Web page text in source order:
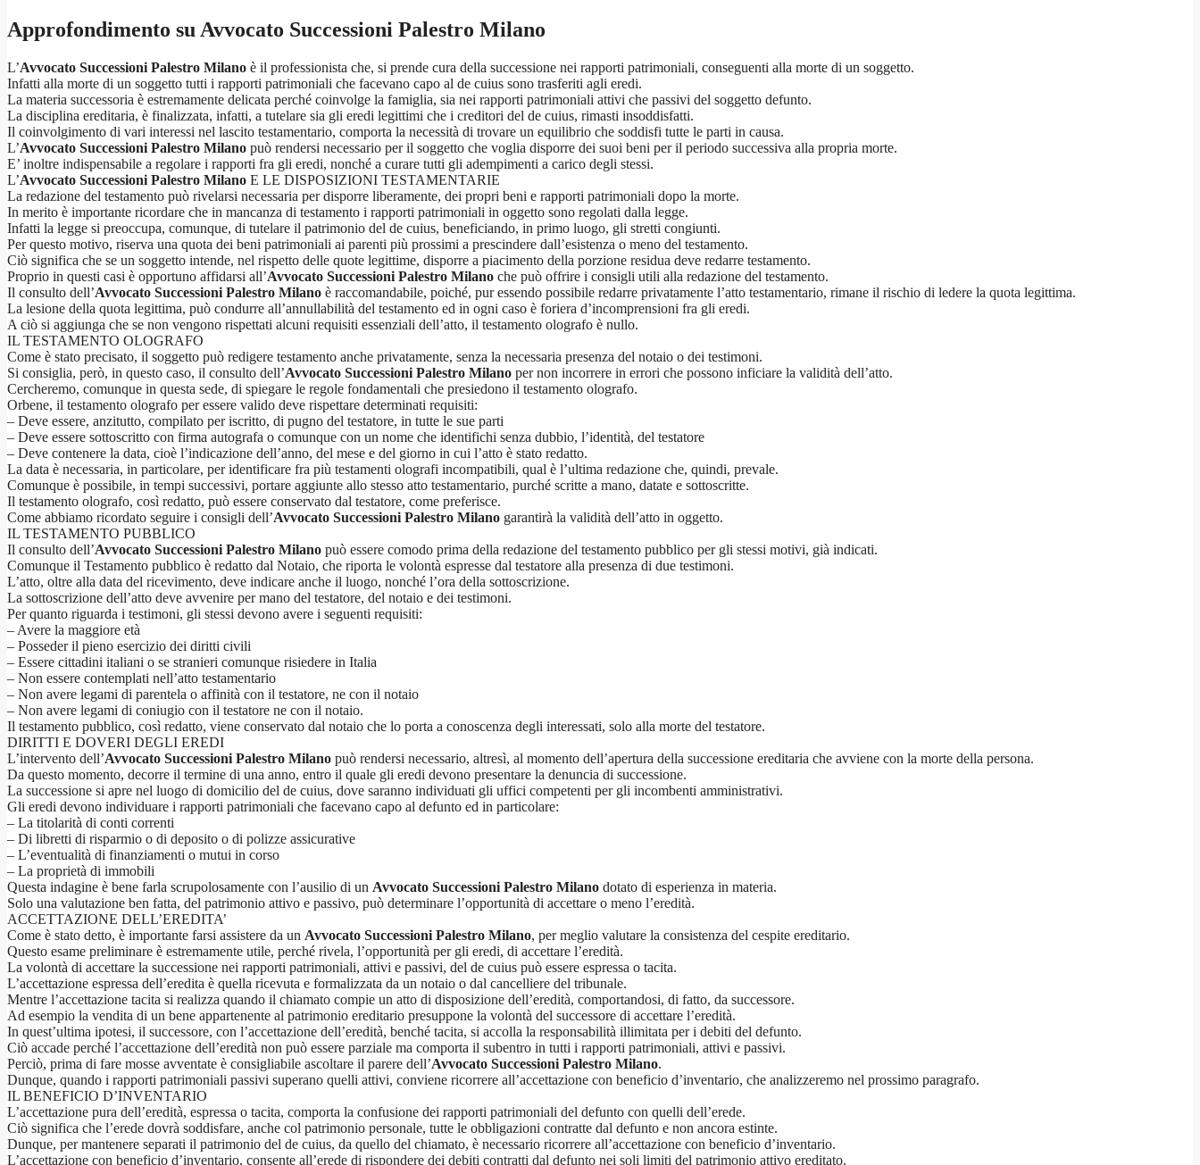
Approfondimento su Avvocato Successioni Palestro Milano
L’Avvocato Successioni Palestro Milano è il professionista che, si prende cura della successione nei rapporti patrimoniali, conseguenti alla morte di un soggetto.
Infatti alla morte di un soggetto tutti i rapporti patrimoniali che facevano capo al de cuius sono trasferiti agli eredi.
La materia successoria è estremamente delicata perché coinvolge la famiglia, sia nei rapporti patrimoniali attivi che passivi del soggetto defunto.
La disciplina ereditaria, è finalizzata, infatti, a tutelare sia gli eredi legittimi che i creditori del de cuius, rimasti insoddisfatti.
Il coinvolgimento di vari interessi nel lascito testamentario, comporta la necessità di trovare un equilibrio che soddisfi tutte le parti in causa.
L’Avvocato Successioni Palestro Milano può rendersi necessario per il soggetto che voglia disporre dei suoi beni per il periodo successiva alla propria morte.
E’ inoltre indispensabile a regolare i rapporti fra gli eredi, nonché a curare tutti gli adempimenti a carico degli stessi.
L’Avvocato Successioni Palestro Milano E LE DISPOSIZIONI TESTAMENTARIE
La redazione del testamento può rivelarsi necessaria per disporre liberamente, dei propri beni e rapporti patrimoniali dopo la morte.
In merito è importante ricordare che in mancanza di testamento i rapporti patrimoniali in oggetto sono regolati dalla legge.
Infatti la legge si preoccupa, comunque, di tutelare il patrimonio del de cuius, beneficiando, in primo luogo, gli stretti congiunti.
Per questo motivo, riserva una quota dei beni patrimoniali ai parenti più prossimi a prescindere dall’esistenza o meno del testamento.
Ciò significa che se un soggetto intende, nel rispetto delle quote legittime, disporre a piacimento della porzione residua deve redarre testamento.
Proprio in questi casi è opportuno affidarsi all’Avvocato Successioni Palestro Milano che può offrire i consigli utili alla redazione del testamento.
Il consulto dell’Avvocato Successioni Palestro Milano è raccomandabile, poiché, pur essendo possibile redarre privatamente l’atto testamentario, rimane il rischio di ledere la quota legittima.
La lesione della quota legittima, può condurre all’annullabilità del testamento ed in ogni caso è foriera d’incomprensioni fra gli eredi.
A ciò si aggiunga che se non vengono rispettati alcuni requisiti essenziali dell’atto, il testamento olografo è nullo.
IL TESTAMENTO OLOGRAFO
Come è stato precisato, il soggetto può redigere testamento anche privatamente, senza la necessaria presenza del notaio o dei testimoni.
Si consiglia, però, in questo caso, il consulto dell’Avvocato Successioni Palestro Milano per non incorrere in errori che possono inficiare la validità dell’atto.
Cercheremo, comunque in questa sede, di spiegare le regole fondamentali che presiedono il testamento olografo.
Orbene, il testamento olografo per essere valido deve rispettare determinati requisiti:
– Deve essere, anzitutto, compilato per iscritto, di pugno del testatore, in tutte le sue parti
– Deve essere sottoscritto con firma autografa o comunque con un nome che identifichi senza dubbio, l’identità, del testatore
– Deve contenere la data, cioè l’indicazione dell’anno, del mese e del giorno in cui l’atto è stato redatto.
La data è necessaria, in particolare, per identificare fra più testamenti olografi incompatibili, qual è l’ultima redazione che, quindi, prevale.
Comunque è possibile, in tempi successivi, portare aggiunte allo stesso atto testamentario, purché scritte a mano, datate e sottoscritte.
Il testamento olografo, così redatto, può essere conservato dal testatore, come preferisce.
Come abbiamo ricordato seguire i consigli dell’Avvocato Successioni Palestro Milano garantirà la validità dell’atto in oggetto.
IL TESTAMENTO PUBBLICO
Il consulto dell’Avvocato Successioni Palestro Milano può essere comodo prima della redazione del testamento pubblico per gli stessi motivi, già indicati.
Comunque il Testamento pubblico è redatto dal Notaio, che riporta le volontà espresse dal testatore alla presenza di due testimoni.
L’atto, oltre alla data del ricevimento, deve indicare anche il luogo, nonché l’ora della sottoscrizione.
La sottoscrizione dell’atto deve avvenire per mano del testatore, del notaio e dei testimoni.
Per quanto riguarda i testimoni, gli stessi devono avere i seguenti requisiti:
– Avere la maggiore età
– Posseder il pieno esercizio dei diritti civili
– Essere cittadini italiani o se stranieri comunque risiedere in Italia
– Non essere contemplati nell’atto testamentario
– Non avere legami di parentela o affinità con il testatore, ne con il notaio
– Non avere legami di coniugio con il testatore ne con il notaio.
Il testamento pubblico, così redatto, viene conservato dal notaio che lo porta a conoscenza degli interessati, solo alla morte del testatore.
DIRITTI E DOVERI DEGLI EREDI
L’intervento dell’Avvocato Successioni Palestro Milano può rendersi necessario, altresì, al momento dell’apertura della successione ereditaria che avviene con la morte della persona.
Da questo momento, decorre il termine di una anno, entro il quale gli eredi devono presentare la denuncia di successione.
La successione si apre nel luogo di domicilio del de cuius, dove saranno individuati gli uffici competenti per gli incombenti amministrativi.
Gli eredi devono individuare i rapporti patrimoniali che facevano capo al defunto ed in particolare:
– La titolarità di conti correnti
– Di libretti di risparmio o di deposito o di polizze assicurative
– L’eventualità di finanziamenti o mutui in corso
– La proprietà di immobili
Questa indagine è bene farla scrupolosamente con l’ausilio di un Avvocato Successioni Palestro Milano dotato di esperienza in materia.
Solo una valutazione ben fatta, del patrimonio attivo e passivo, può determinare l’opportunità di accettare o meno l’eredità.
ACCETTAZIONE DELL’EREDITA’
Come è stato detto, è importante farsi assistere da un Avvocato Successioni Palestro Milano, per meglio valutare la consistenza del cespite ereditario.
Questo esame preliminare è estremamente utile, perché rivela, l’opportunità per gli eredi, di accettare l’eredità.
La volontà di accettare la successione nei rapporti patrimoniali, attivi e passivi, del de cuius può essere espressa o tacita.
L’accettazione espressa dell’eredita è quella ricevuta e formalizzata da un notaio o dal cancelliere del tribunale.
Mentre l’accettazione tacita si realizza quando il chiamato compie un atto di disposizione dell’eredità, comportandosi, di fatto, da successore.
Ad esempio la vendita di un bene appartenente al patrimonio ereditario presuppone la volontà del successore di accettare l’eredità.
In quest’ultima ipotesi, il successore, con l’accettazione dell’eredità, benché tacita, si accolla la responsabilità illimitata per i debiti del defunto.
Ciò accade perché l’accettazione dell’eredità non può essere parziale ma comporta il subentro in tutti i rapporti patrimoniali, attivi e passivi.
Perciò, prima di fare mosse avventate è consigliabile ascoltare il parere dell’Avvocato Successioni Palestro Milano.
Dunque, quando i rapporti patrimoniali passivi superano quelli attivi, conviene ricorrere all’accettazione con beneficio d’inventario, che analizzeremo nel prossimo paragrafo.
IL BENEFICIO D’INVENTARIO
L’accettazione pura dell’eredità, espressa o tacita, comporta la confusione dei rapporti patrimoniali del defunto con quelli dell’erede.
Ciò significa che l’erede dovrà soddisfare, anche col patrimonio personale, tutte le obbligazioni contratte dal defunto e non ancora estinte.
Dunque, per mantenere separati il patrimonio del de cuius, da quello del chiamato, è necessario ricorrere all’accettazione con beneficio d’inventario.
L’accettazione con beneficio d’inventario, consente all’erede di rispondere dei debiti contratti dal defunto nei soli limiti del patrimonio attivo ereditato.